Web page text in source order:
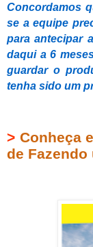
Concordamos
se a equipe
para antecipar
daqui a 6
guardar o
tenha sido um
> Conheça
de Fazendo